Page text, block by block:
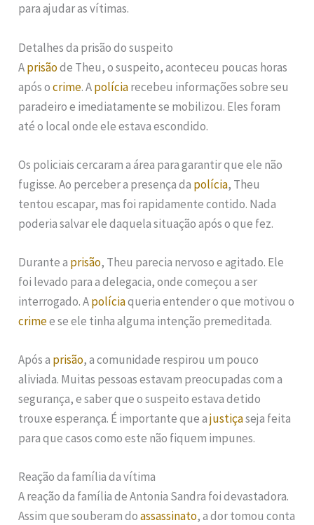
para ajudar as vítimas.
Detalhes da prisão do suspeito
Aprisãode Theu, o suspeito, aconteceu poucas horas
após ocrime. Apolíciarecebeu informações sobre seu
paradeiro e imediatamente se mobilizou. Eles foram
até o local onde ele estava escondido.
Os policiais cercaram a área para garantir que ele não
fugisse. Ao perceber a presença da polícia, Theu
tentou escapar, mas foi rapidamente contido. Nada
poderia salvar ele daquela situação após o que fez.
Durante a prisão, Theu parecia nervoso e agitado. Ele
foi levado para a delegacia, onde começou a ser
interrogado. Apolíciaqueria entender o que motivou o
crimee se ele tinha alguma intenção premeditada.
Após a prisão, a comunidade respirou um pouco
aliviada. Muitas pessoas estavam preocupadas com a
segurança, e saber que o suspeito estava detido
trouxe esperança. É importante que ajustiçaseja feita
para que casos como este não fiquem impunes.
Reação da família da vítima
A reação da família de Antonia Sandra foi devastadora.
Assim que souberam doassassinato, a dor tomou conta